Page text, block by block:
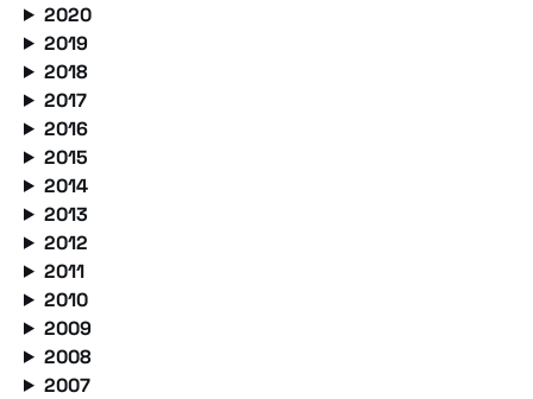
2020
2019
2018
2017
2016
2015
2014
2013
2012
2011
2010
2009
2008
2007